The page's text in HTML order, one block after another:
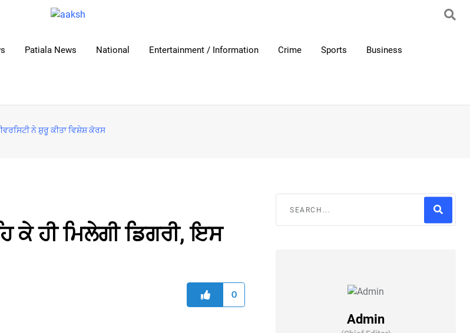
Patiala News National Entertainment / Information Crime Sports Business
ਨੇ ਸ਼ੁਰੂ ਕੀਤਾ ਵਿਸ਼ੇਸ਼ ਕੋਰਸ
ਕੇ ਹੀ ਮਿਲੇਗੀ ਡਿਗਰੀ, ਇਸ
0
Admin